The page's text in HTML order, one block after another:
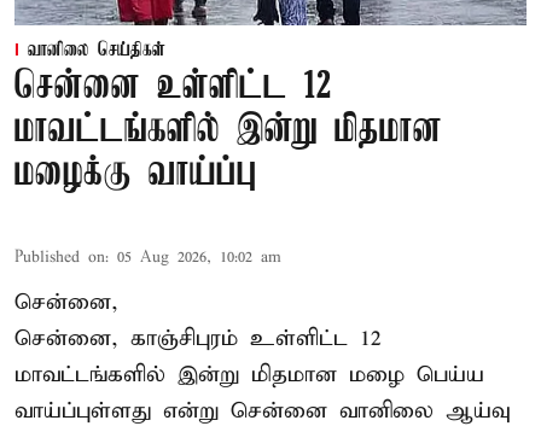
வானிலை செய்திகள்
சென்னை உள்ளிட்ட 12
மாவட்டங்களில் இன்று மிதமான
மழைக்கு வாய்ப்பு
Published on: 05 Aug 2026, 10:02 am
சென்னை,
சென்னை, காஞ்சிபுரம் உள்ளிட்ட 12
மாவட்டங்களில் இன்று மிதமான மழை பெய்ய
வாய்ப்புள்ளது என்று சென்னை வானிலை ஆய்வு